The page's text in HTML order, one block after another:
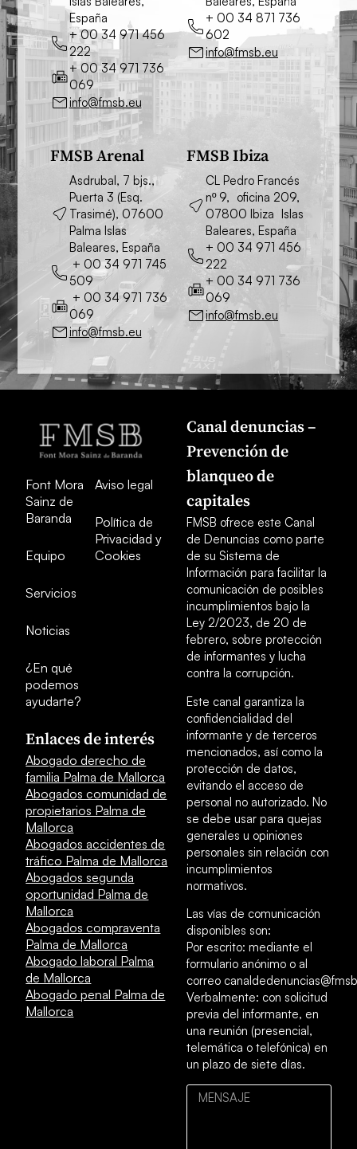
España
+ 00 34 971 456
222
+ 00 34 971 736
069
info@fmsb.eu
+ 00 34 871 736
602
info@fmsb.eu
FMSB Arenal
Asdrubal, 7 bjs.,
Puerta 3 (Esq.
Trasimé), 07600
Palma Islas
Baleares, España
+ 00 34 971 745
509
+ 00 34 971 736
069
info@fmsb.eu
FMSB Ibiza
CL Pedro Francés
nº 9, oficina 209,
07800 Ibiza Islas
Baleares, España
+ 00 34 971 456
222
+ 00 34 971 736
069
info@fmsb.eu
Font Mora
Sainz de
Baranda
Equipo
Servicios
Noticias
¿En qué
podemos
ayudarte?
Aviso legal
Política de
Privacidad y
Cookies
Enlaces de interés
Abogado derecho de
familia Palma de Mallorca
Abogados comunidad de
propietarios Palma de
Mallorca
Abogados accidentes de
tráfico Palma de Mallorca
Abogados segunda
oportunidad Palma de
Mallorca
Abogados compraventa
Palma de Mallorca
Abogado laboral Palma
de Mallorca
Abogado penal Palma de
Mallorca
Canal denuncias –
Prevención de
blanqueo de
capitales
FMSB ofrece este Canal
de Denuncias como parte
de su Sistema de
Información para facilitar la
comunicación de posibles
incumplimientos bajo la
Ley 2/2023, de 20 de
febrero, sobre protección
de informantes y lucha
contra la corrupción.
Este canal garantiza la
confidencialidad del
informante y de terceros
mencionados, así como la
protección de datos,
evitando el acceso de
personal no autorizado. No
se debe usar para quejas
generales u opiniones
personales sin relación con
incumplimientos
normativos.
Las vías de comunicación
disponibles son:
Por escrito: mediante el
formulario anónimo o al
correo
Verbalmente: con solicitud
previa del informante, en
una reunión (presencial,
telemática o telefónica) en
un plazo de siete días.